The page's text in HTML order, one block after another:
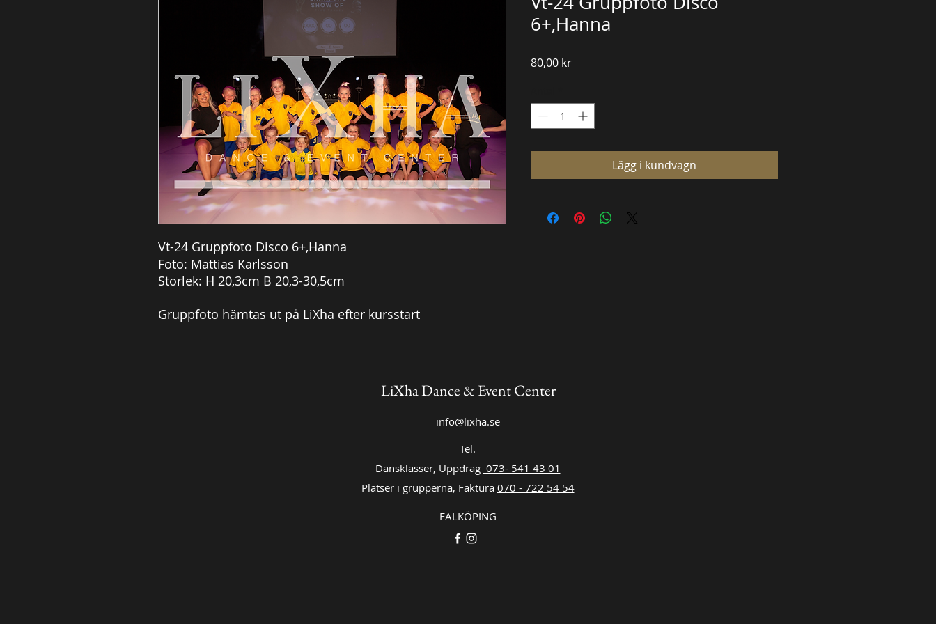
Vt-24 Gruppfoto Disco 6+,Hanna
Foto: Mattias Karlsson
Storlek: H 20,3cm B 20,3-30,5cm
Gruppfoto hämtas ut på LiXha efter kursstart
6+,Hanna
80,00 krPris
Lägg i kundvagn
LiXha Dance & Event Center
info@lixha.se
Tel.
Dansklasser, Uppdrag 073- 541 43 01
Platser i grupperna, Faktura 070 - 722 54 54
FALKÖPING